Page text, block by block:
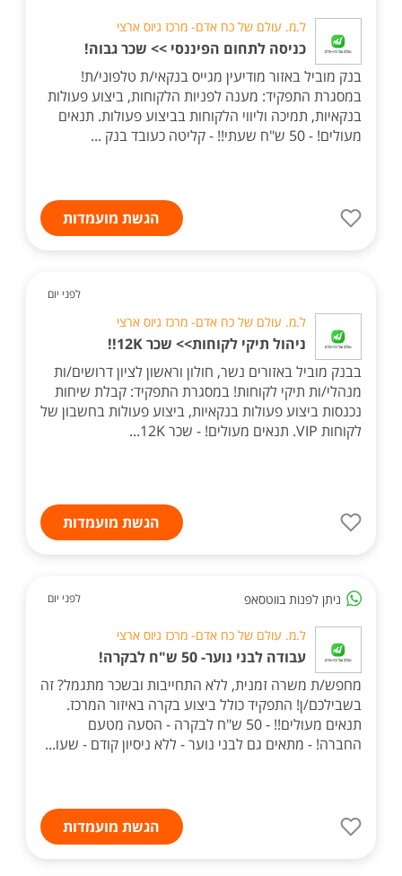
ל.מ. עולם של כח אדם- מרכז גיוס ארצי
כניסה לתחום הפיננסי >> שכר גבוה!
בנק מוביל באזור מודיעין מגייס בנקאי/ת טלפוני/ת!
במסגרת התפקיד: מענה לפניות הלקוחות, ביצוע פעולות
בנקאיות, תמיכה וליווי הלקוחות בביצוע פעולות. תנאים
מעולים! - 50 ש"ח שעתי!! - קליטה כעובד בנק ...
הגשת מועמדות
לפני יום
ל.מ. עולם של כח אדם- מרכז גיוס ארצי
ניהול תיקי לקוחות>> שכר 12K!!
בבנק מוביל באזורים נשר, חולון וראשון לציון דרושים/ות
מנהלי/ות תיקי לקוחות! במסגרת התפקיד: קבלת שיחות
נכנסות ביצוע פעולות בנקאיות, ביצוע פעולות בחשבון של
לקוחות VIP. תנאים מעולים! - שכר 12K...
הגשת מועמדות
ניתן לפנות בווטסאפ לפני יום
ל.מ. עולם של כח אדם- מרכז גיוס ארצי
עבודה לבני נוער- 50 ש"ח לבקרה!
מחפש/ת משרה זמנית, ללא התחייבות ובשכר מתגמל? זה
בשבילכם/ן! התפקיד כולל ביצוע בקרה באיזור המרכז.
תנאים מעולים!! - 50 ש"ח לבקרה - הסעה מטעם
החברה! - מתאים גם לבני נוער - ללא ניסיון קודם - שעו...
הגשת מועמדות